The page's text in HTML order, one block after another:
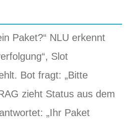
Paket?“ NLU erkennt
Slot
Bot fragt: „Bitte
zieht Status aus dem
„Ihr Paket